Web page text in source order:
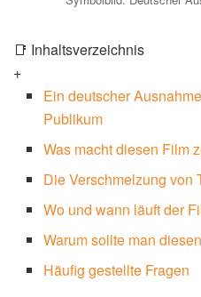
📑 Inhaltsverzeichnis
+
Ein deutscher
Publikum
Was macht diesen Film
Die Verschmelzung von
Wo und wann läuft der
Warum sollte man
Häufig gestellte Fragen